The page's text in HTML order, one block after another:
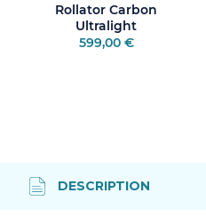
Rollator Carbon
Ultralight
599,00 €